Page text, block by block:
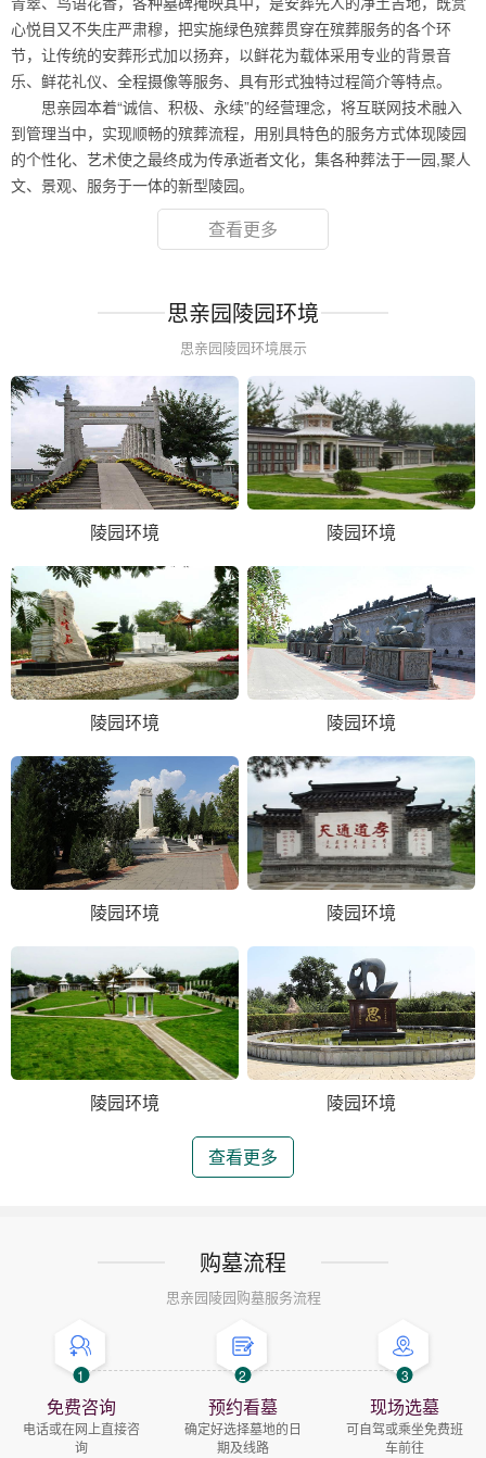
心悦目又不失庄严肃穆，把实施绿色殡葬贯穿在殡葬服务的各个环
节，让传统的安葬形式加以扬弃，以鲜花为载体采用专业的背景音
乐、鲜花礼仪、全程摄像等服务、具有形式独特过程简介等特点。
思亲园本着“诚信、积极、永续”的经营理念，将互联网技术融入
到管理当中，实现顺畅的殡葬流程，用别具特色的服务方式体现陵园
的个性化、艺术使之最终成为传承逝者文化，集各种葬法于一园,聚人
文、景观、服务于一体的新型陵园。
查看更多
思亲园陵园环境
思亲园陵园环境展示
陵园环境 陵园环境
陵园环境 陵园环境
陵园环境 陵园环境
陵园环境 陵园环境
查看更多
购墓流程
思亲园陵园购墓服务流程
1
免费咨询
电话或在网上直接咨
询
2
预约看墓
确定好选择墓地的日
期及线路
3
现场选墓
可自驾或乘坐免费班
车前往